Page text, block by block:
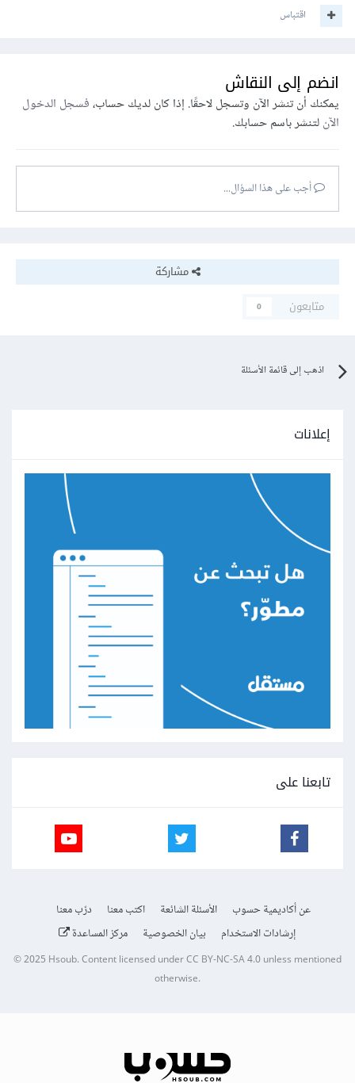
اقتباس
انضم إلى النقاش
يمكنك أن تنشر الآن وتسجل لاحقًا. إذا كان لديك حساب،فسجل الدخول
الآنلتنشر باسم حسابك.
أجب على هذا السؤال...
مشاركة
متابعون
0
اذهب إلى قائمة الأسئلة
إعلانات
تابعنا على
عن أكاديمية حسوب الأسئلة الشائعة اكتب معنا
درّب معنا
إرشادات الاستخدام
بيان الخصوصية مركز المساعدة
© 2025Hsoub.Content licensed underCC BY-NC-SA 4.0unless mentioned
otherwise.